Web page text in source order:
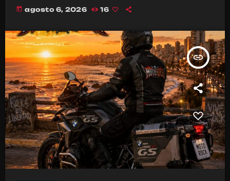
today agosto 6, 2026 16
insert_link